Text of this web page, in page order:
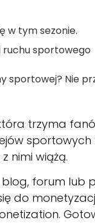
w tym sezonie.
sportowego
sportowej? Nie
trzyma
nimi wiążą.
forum lub
do